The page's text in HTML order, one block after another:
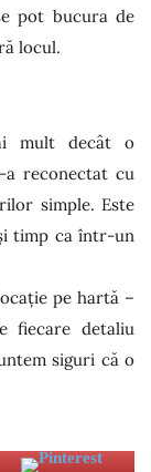
pot bucura de
locul.
mult decât o
reconectat cu
simple. Este
timp ca într-un
pe hartă –
fiecare detaliu
siguri că o